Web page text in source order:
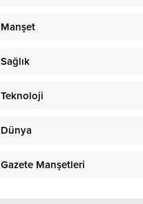
Manşet
Sağlık
Teknoloji
Dünya
Gazete Manşetleri